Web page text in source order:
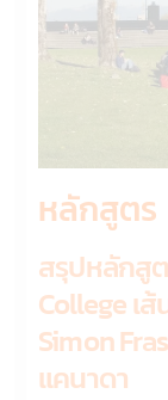
หลักสูตร
สรุปหลักสู
College เ
Simon
แคนาดา